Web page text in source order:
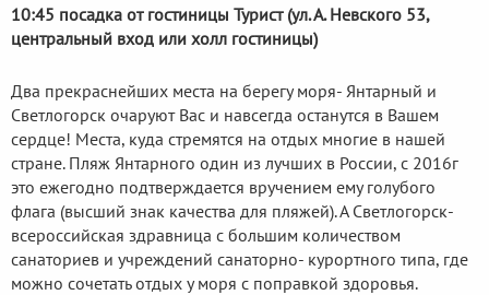
10:45 посадка от гостиницы Турист (ул. А. Невского 53,
центральный вход или холл гостиницы)
Два прекраснейших места на берегу моря- Янтарный и
Светлогорск очаруют Вас и навсегда останутся в Вашем
сердце! Места, куда стремятся на отдых многие в нашей
стране. Пляж Янтарного один из лучших в России, с 2016г
это ежегодно подтверждается вручением ему голубого
флага (высший знак качества для пляжей). А Светлогорск-
всероссийская здравница с большим количеством
санаториев и учреждений санаторно- курортного типа, где
можно сочетать отдых у моря с поправкой здоровья.